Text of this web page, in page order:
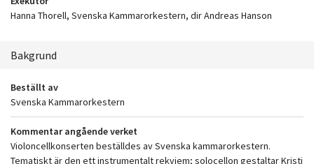
Hanna Thorell, Svenska Kammarorkestern, dir Andreas Hanson
Bakgrund
Beställt av
Svenska Kammarorkestern
Kommentar angående verket
Violoncellkonserten beställdes av Svenska kammarorkestern.
Tematiskt är den ett instrumentalt rekviem; solocellon gestaltar Kristi